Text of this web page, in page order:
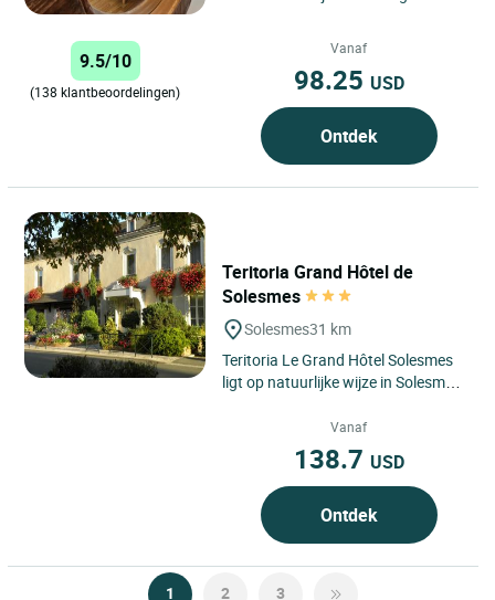
laatste ongetemde...
9.5/10
(138 klantbeoordelingen)
Vanaf
98.25 USD
Ontdek
Teritoria Grand Hôtel de
Solesmes
Solesmes31 km
Teritoria Le Grand Hôtel Solesmes
ligt op natuurlijke wijze in Solesmes,
hart van de Pays...Vanaf
138.7 USD
Ontdek
1 2 3